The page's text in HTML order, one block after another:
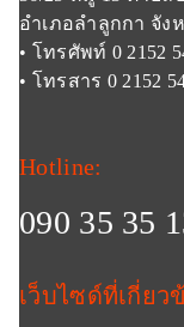
อำเภอลำลูกกา จัง
• โทรศัพท์ 0 2152
• โทรสาร 0 2152
Hotline:
090 35 35
เว็บไซด์ที่เกี่ยว